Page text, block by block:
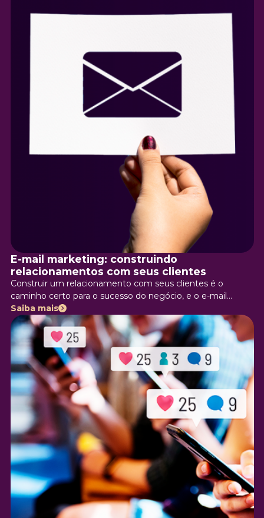
E-mail marketing: construindo
relacionamentos com seus clientes
Construir um relacionamento com seus clientes é o
caminho certo para o sucesso do negócio, e o e-mail
marketing é uma excelente ferramenta para alcançar seu
público. Mas assim como qualquer outro formato de
comunicação, as estratégias de e-mail marketing são
indispensáveis! Quer saber mais? Vamos falar um pouco
sobre as boas práticas de e-mail marketing e dar algumas
dicas para você utilizá-lo no dia a dia! Mas primeiro vamos à
pergunta que mais gera dúvida:
Saiba mais